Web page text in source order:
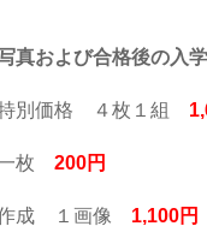
真および合格後の入
別価格 ４枚１組
枚 200円
作成 １画像 1,100円